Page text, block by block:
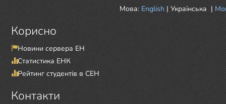
Мова: English | Українська |
Корисно
Новини сервера ЕН
Статистика ЕНК
Рейтинг студентів в СЕН
Контакти